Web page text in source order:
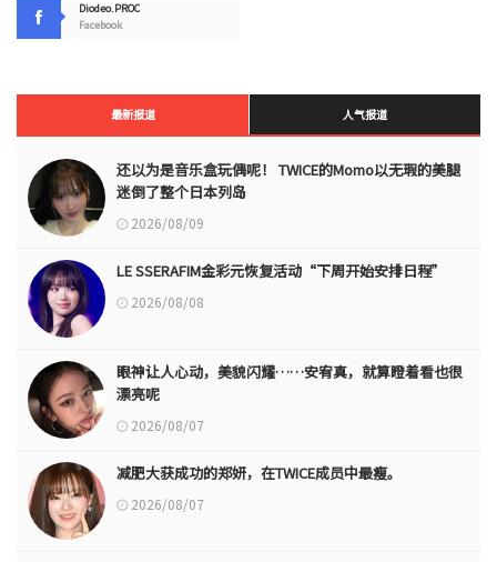
Diodeo.PROC
Facebook
最新报道 人气报道
还以为是音乐盒玩偶呢！ TWICE的Momo以无瑕的美腿
迷倒了整个日本列岛
2026/08/09
LE SSERAFIM金彩元恢复活动“下周开始安排日程”
2026/08/08
眼神让人心动，美貌闪耀……安宥真，就算瞪着看也很
漂亮呢
2026/08/07
减肥大获成功的郑妍，在TWICE成员中最瘦。
2026/08/07